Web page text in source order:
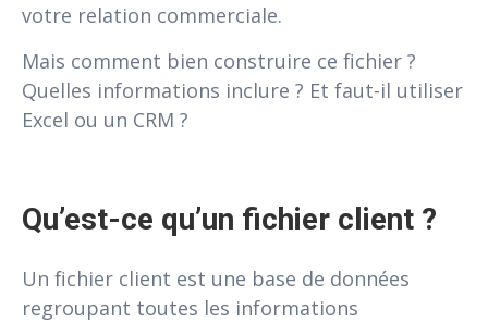
votre relation commerciale.
Mais comment bien construire ce fichier ?
Quelles informations inclure ? Et faut-il utiliser
Excel ou un CRM ?
Qu’est-ce qu’un fichier client ?
Un fichier client est une base de données
regroupant toutes les informations